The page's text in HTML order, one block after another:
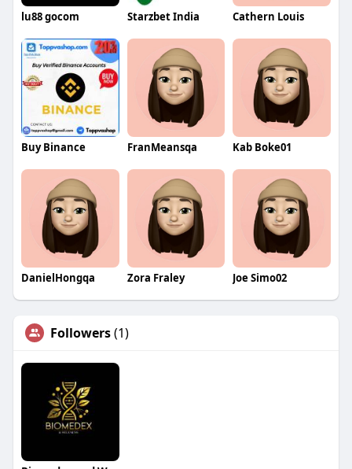
lu88 gocom Starzbet India Cathern Louis
Buy Binance FranMeansqa Kab Boke01
DanielHongqa Zora Fraley Joe Simo02
Followers(1)